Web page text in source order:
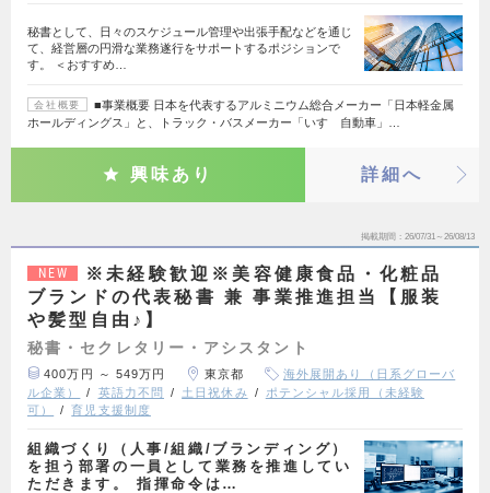
秘書として、日々のスケジュール管理や出張手配などを通じ
て、経営層の円滑な業務遂行をサポートするポジションで
す。 ＜おすすめ…
会社概要
■事業概要 日本を代表するアルミニウム総合メーカー「日本軽金属
ホールディングス」と、トラック・バスメーカー「いすゞ自動車」…
興味あり 詳細へ
掲載期間 26/07/31～26/08/13
NEW
※未経験歓迎※美容健康食品・化粧品
ブランドの代表秘書 兼 事業推進担当【服装
や髪型自由♪】
秘書・セクレタリー・アシスタント
400万円 ～ 549万円 東京都
海外展開あり（日系グローバ
ル企業）
英語力不問 土日祝休み
ポテンシャル採用（未経験
可）
育児支援制度
組織づくり（人事/組織/ブランディング）
を担う部署の一員として業務を推進してい
ただきます。 指揮命令は…